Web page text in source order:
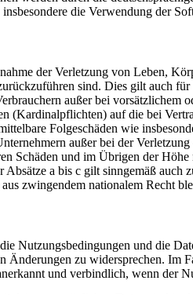
die Verwendung der
der Verletzung von Leben,
sind. Dies gilt auch
außer bei vorsätzlichem
(Kardinalpflichten) auf die bei
Folgeschäden wie
außer bei der
Schäden und im Übrigen der
Absätze a bis c gilt sinngemäß
zwingendem nationalem Recht
Nutzungsbedingungen und die
Änderungen zu widersprechen. Im
und verbindlich, wenn der